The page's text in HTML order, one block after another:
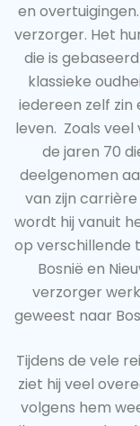
en
verzorger. Het
die is
klassieke
iedereen zelf zin
leven. Zoals veel
de jaren 70
deelgenomen
van zijn
wordt hij vanuit
op verschillende
Bosnië en
verzorger
geweest naar
Tijdens de vele
ziet hij veel
volgens hem